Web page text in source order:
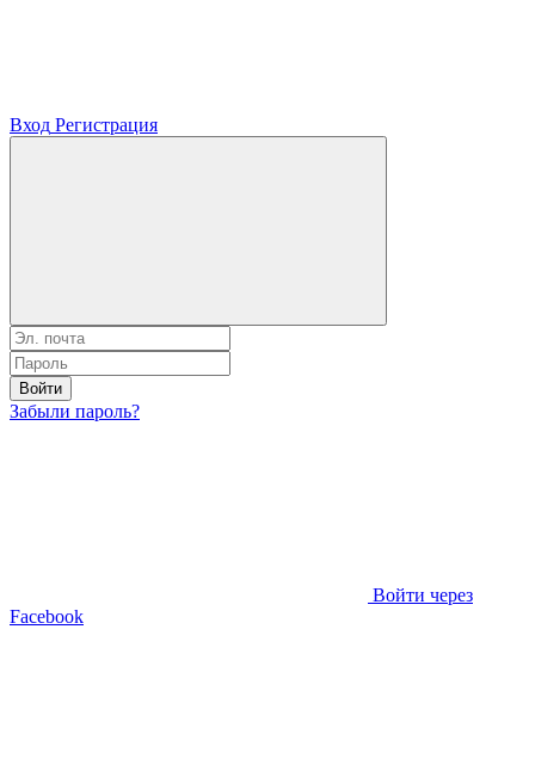
Вход Регистрация
Войти
Забыли пароль?
Войти через
Facebook